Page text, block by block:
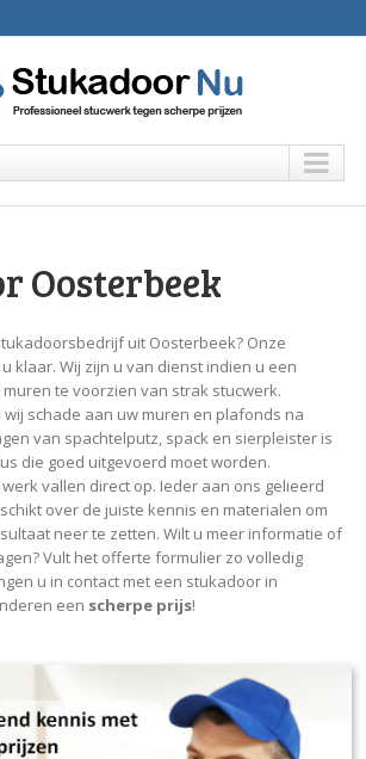
Oosterbeek
uit Oosterbeek? Onze
klaar. Wij zijn u van dienst indien u een
te voorzien van strak stucwerk.
schade aan uw muren en plafonds na
van spachtelputz, spack en sierpleister is
die goed uitgevoerd moet worden.
vallen direct op. Ieder aan ons gelieerd
over de juiste kennis en materialen om
neer te zetten. Wilt u meer informatie of
Vult het offerte formulier zo volledig
u in contact met een stukadoor in
een scherpe prijs!